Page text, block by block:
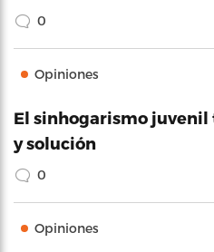
0
Opiniones
El sinhogarismo
y solución
0
Opiniones